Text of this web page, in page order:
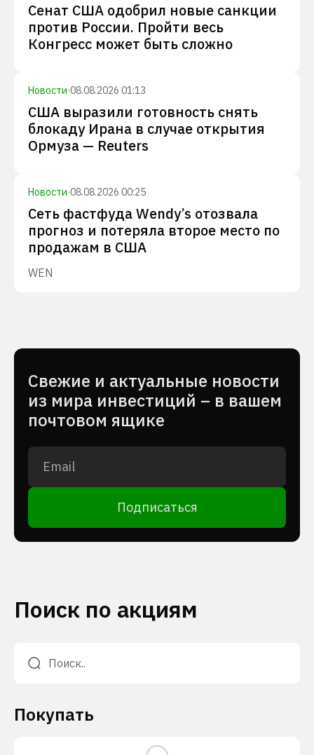
Сенат США одобрил новые санкции
против России. Пройти весь
Конгресс может быть сложно
Новости·08.08.2026 01:13
США выразили готовность снять
блокаду Ирана в случае открытия
Ормуза — Reuters
Новости·08.08.2026 00:25
Сеть фастфуда Wendy’s отозвала
прогноз и потеряла второе место по
продажам в США
WEN
Cвежие и актуальные новости
из мира инвестиций – в вашем
почтовом ящике
Подписаться
Поиск по акциям
Покупать